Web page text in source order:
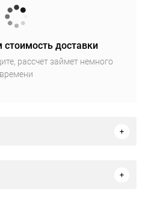
стоимость доставки
рассчет займет немного
времени